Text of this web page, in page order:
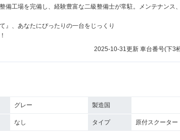
工場を完備し、経験豊富な二級整備士が常駐。メンテナンス、
』、あなたにぴったりの一台をじっくり
2025-10-31更新 車台番号(下3
グレー 製造国
なし タイプ 原付スクーター